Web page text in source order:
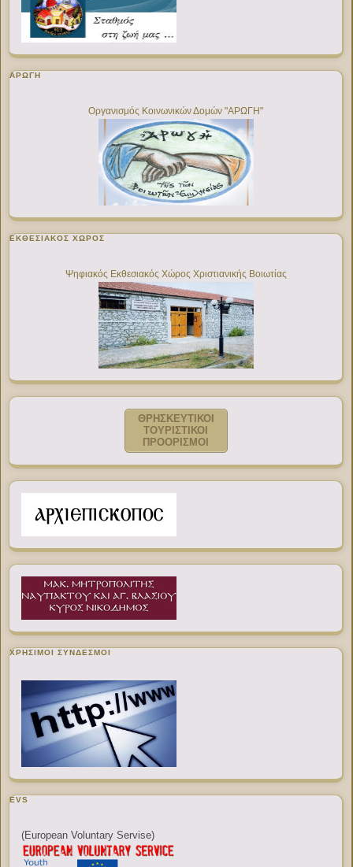
ΑΡΩΓΗ
Οργανισμός Κοινωνικών Δομών "ΑΡΩΓΗ"
ΕΚΘΕΣΙΑΚΌΣ ΧΏΡΟΣ
Ψηφιακός Εκθεσιακός Χώρος Χριστιανικής Βοιωτίας
ΘΡΗΣΚΕΥΤΙΚΟΙ
ΤΟΥΡΙΣΤΙΚΟΙ
ΠΡΟΟΡΙΣΜΟΙ
ΧΡΉΣΙΜΟΙ ΣΎΝΔΕΣΜΟΙ
EVS
(European Voluntary Servise)